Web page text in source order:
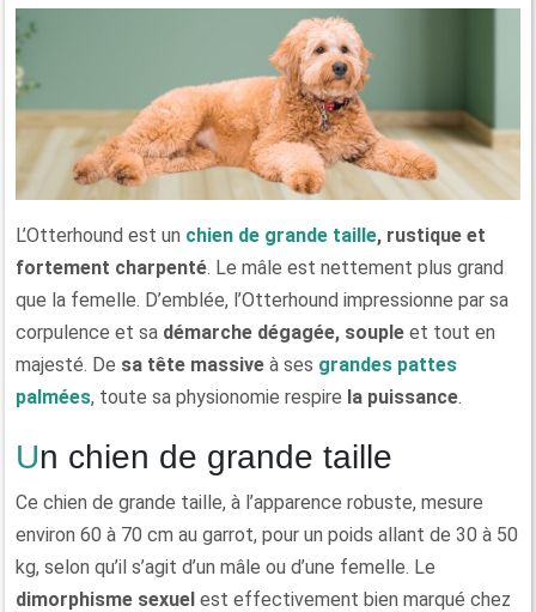
L’Otterhound est un chien de grande taille, rustique et
fortement charpenté. Le mâle est nettement plus grand
que la femelle. D’emblée, l’Otterhound impressionne par sa
corpulence et sa démarche dégagée, souple et tout en
majesté. De sa tête massive à ses grandes pattes
palmées, toute sa physionomie respire la puissance.
Un chien de grande taille
Ce chien de grande taille, à l’apparence robuste, mesure
environ 60 à 70 cm au garrot, pour un poids allant de 30 à 50
kg, selon qu’il s’agit d’un mâle ou d’une femelle. Le
dimorphisme sexuel est effectivement bien marqué chez